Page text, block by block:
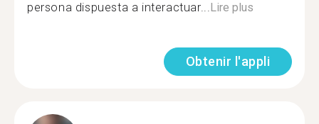
persona dispuesta a interactuar...Lire plus
Obtenir l'appli